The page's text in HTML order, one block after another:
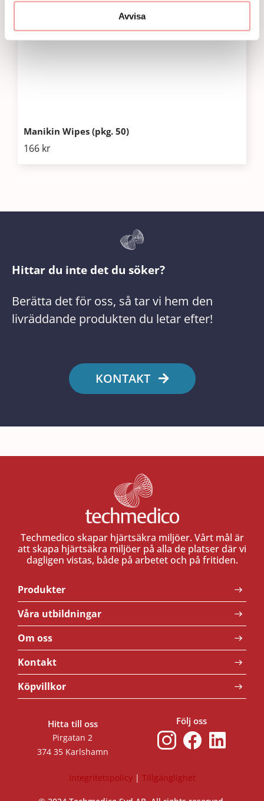
Avvisa
Manikin Wipes (pkg. 50)
166 kr
Hittar du inte det du söker?
Berätta det för oss, så tar vi hem den
livräddande produkten du letar efter!
KONTAKT
Techmedico skapar hjärtsäkra miljöer. Vårt mål är
att skapa hjärtsäkra miljöer på alla de platser där vi
dagligen vistas, både på arbetet och på fritiden.
Integritetspolicy| Tillgänglighet
Produkter
Våra utbildningar
Om oss
Kontakt
Köpvillkor
Hitta till oss
Pirgatan 2
374 35 Karlshamn
Följ oss